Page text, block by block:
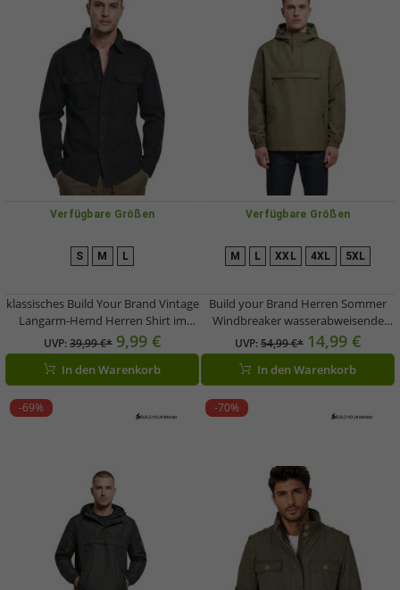
Verfügbare Größen
S M L
klassisches Build Your Brand Vintage
Langarm-Hemd Herren Shirt im
Used Look Longsleeve B9373
Schwarz
UVP:39,99 €* 9,99 €
In den Warenkorb
Verfügbare Größen
M L XXL 4XL 5XL
Build your Brand Herren Sommer
Windbreaker wasserabweisende
Hoodie-Jacke B3162 Oliv-Grün
UVP:54,99 €* 14,99 €
In den Warenkorb
-69% -70%